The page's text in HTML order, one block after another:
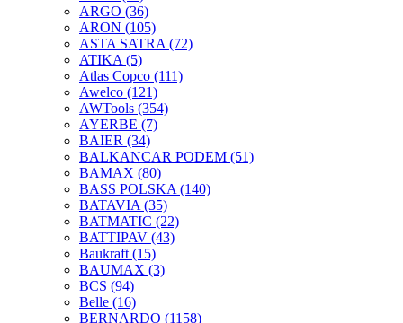
ARGO (36)
ARON (105)
ASTA SATRA (72)
ATIKA (5)
Atlas Copco (111)
Awelco (121)
AWTools (354)
AYERBE (7)
BAIER (34)
BALKANCAR PODEM (51)
BAMAX (80)
BASS POLSKA (140)
BATAVIA (35)
BATMATIC (22)
BATTIPAV (43)
Baukraft (15)
BAUMAX (3)
BCS (94)
Belle (16)
BERNARDO (1158)